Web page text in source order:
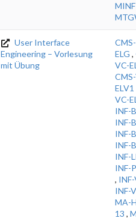
User Interface
Engineering – Vorlesung
mit Übung
ELG ,
VC-
ELV1
VC-
INF-
INF-
INF-
INF-
INF-
INF-
,
INF-
MA-
13 ,